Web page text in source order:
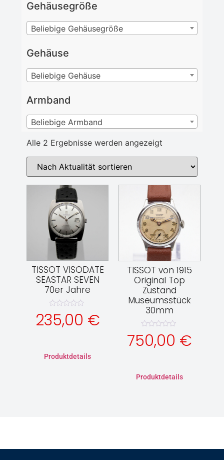
Gehäusegröße
Beliebige Gehäusegröße
Gehäuse
Beliebige Gehäuse
Armband
Beliebige Armband
Alle 2 Ergebnisse werden angezeigt
TISSOT VISODATE
SEASTAR SEVEN
70er Jahre
Bewertet
mit
0
235,00 €
Produktdetails
TISSOT von 1915
Original Top
Zustand
Museumsstück
30mm
Bewertet
mit
0
750,00 €
Produktdetails